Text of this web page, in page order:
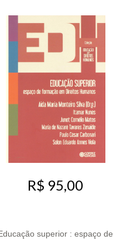
R$ 95,00
superior : espaço de